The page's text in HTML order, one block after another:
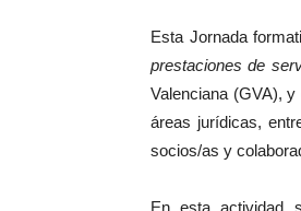
Esta Jornada
prestaciones de
Valenciana (GVA),
áreas jurídicas,
socios/as y
En esta actividad